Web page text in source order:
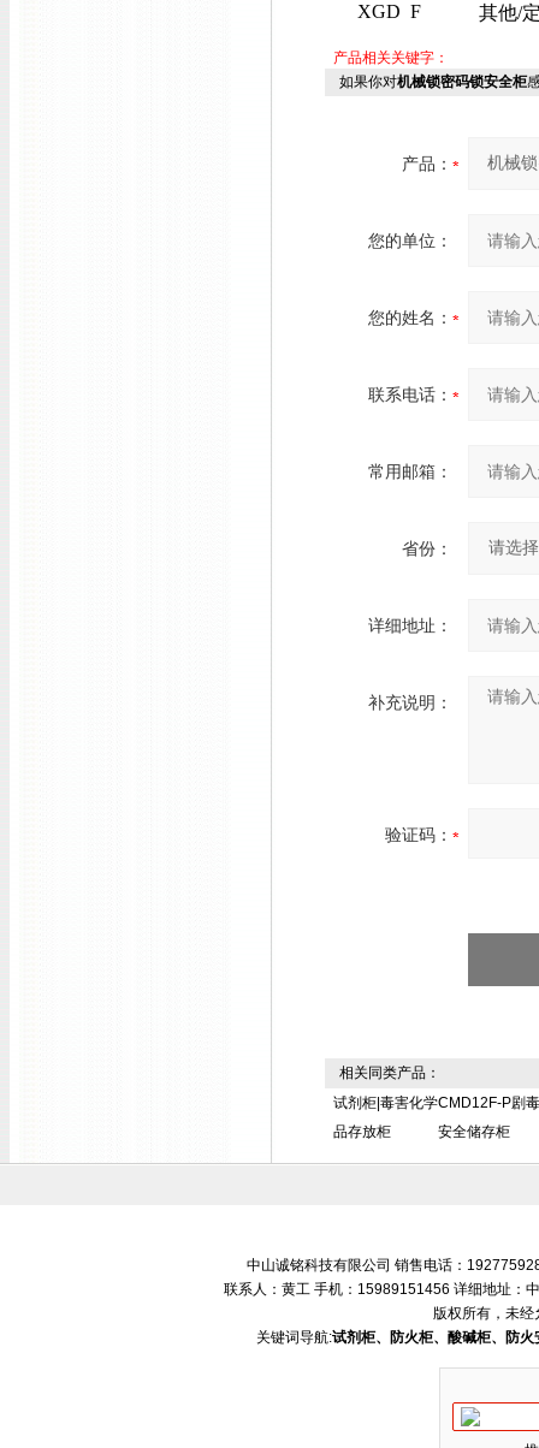
XGD F
其他/
产品相关关键字：
如果你对机械锁密码锁安全柜
产品：
您的单位：
您的姓名：
联系电话：
常用邮箱：
省份：
详细地址：
补充说明：
验证码：
相关同类产品：
试剂柜|毒害化学
品存放柜
CMD12F-P剧毒
安全储存柜
中山诚铭科技有限公司 销售电话：
联系人：黄工 手机：15989151456 详细地址：
版权所有，未经
关键词导航:试剂柜、防火柜、酸碱柜、防